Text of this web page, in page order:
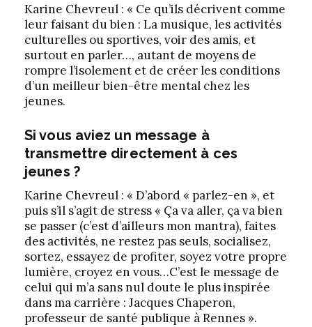
Karine Chevreul : « Ce qu’ils décrivent comme
leur faisant du bien : La musique, les activités
culturelles ou sportives, voir des amis, et
surtout en parler…, autant de moyens de
rompre l’isolement et de créer les conditions
d’un meilleur bien-être mental chez les
jeunes.
Si vous aviez un message à
transmettre directement à ces
jeunes ?
Karine Chevreul : « D’abord « parlez-en », et
puis s’il s’agit de stress « Ça va aller, ça va bien
se passer (c’est d’ailleurs mon mantra), faites
des activités, ne restez pas seuls, socialisez,
sortez, essayez de profiter, soyez votre propre
lumière, croyez en vous…C’est le message de
celui qui m’a sans nul doute le plus inspirée
dans ma carrière : Jacques Chaperon,
professeur de santé publique à Rennes ».